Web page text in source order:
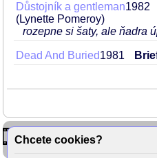
Důstojník a gentleman1982
(Lynette Pomeroy)
rozepne si šaty, ale ňadra
Dead And Buried1981
Chcete cookies?